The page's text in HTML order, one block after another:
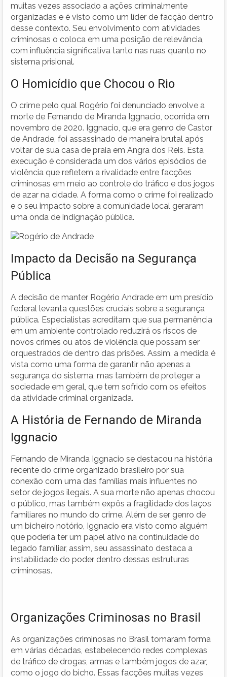
muitas vezes associado a ações criminalmente
organizadas e é visto como um líder de facção dentro
desse contexto. Seu envolvimento com atividades
criminosas o coloca em uma posição de relevância,
com influência significativa tanto nas ruas quanto no
sistema prisional.
O Homicídio que Chocou o Rio
O crime pelo qual Rogério foi denunciado envolve a
morte de Fernando de Miranda Iggnacio, ocorrida em
novembro de 2020. Iggnacio, que era genro de Castor
de Andrade, foi assassinado de maneira brutal após
voltar de sua casa de praia em Angra dos Reis. Esta
execução é considerada um dos vários episódios de
violência que refletem a rivalidade entre facções
criminosas em meio ao controle do tráfico e dos jogos
de azar na cidade. A forma como o crime foi realizado
e o seu impacto sobre a comunidade local geraram
uma onda de indignação pública.
Impacto da Decisão na Segurança
Pública
A decisão de manter Rogério Andrade em um presídio
federal levanta questões cruciais sobre a segurança
pública. Especialistas acreditam que sua permanência
em um ambiente controlado reduzirá os riscos de
novos crimes ou atos de violência que possam ser
orquestrados de dentro das prisões. Assim, a medida é
vista como uma forma de garantir não apenas a
segurança do sistema, mas também de proteger a
sociedade em geral, que tem sofrido com os efeitos
da atividade criminal organizada.
A História de Fernando de Miranda
Iggnacio
Fernando de Miranda Iggnacio se destacou na história
recente do crime organizado brasileiro por sua
conexão com uma das famílias mais influentes no
setor de jogos ilegais. A sua morte não apenas chocou
o público, mas também expôs a fragilidade dos laços
familiares no mundo do crime. Além de ser genro de
um bicheiro notório, Iggnacio era visto como alguém
que poderia ter um papel ativo na continuidade do
legado familiar, assim, seu assassinato destaca a
instabilidade do poder dentro dessas estruturas
criminosas.
Organizações Criminosas no Brasil
As organizações criminosas no Brasil tomaram forma
em várias décadas, estabelecendo redes complexas
de tráfico de drogas, armas e também jogos de azar,
como o jogo do bicho. Essas facções muitas vezes